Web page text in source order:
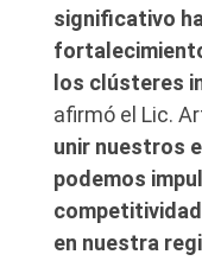
significativo
los clústeres
afirmó el Lic.
unir nuestros
podemos
en nuestra